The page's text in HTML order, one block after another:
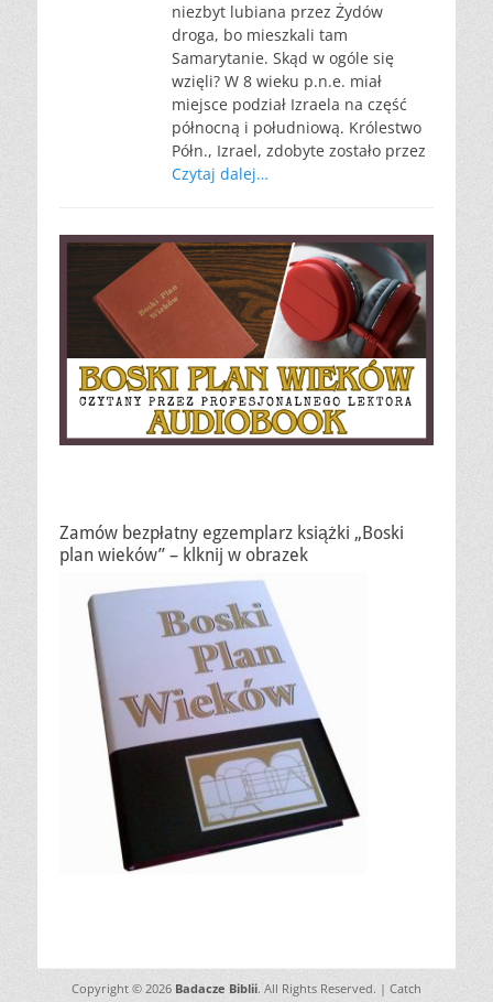
niezbyt lubiana przez Żydów
droga, bo mieszkali tam
Samarytanie. Skąd w ogóle się
wzięli? W 8 wieku p.n.e. miał
miejsce podział Izraela na część
północną i południową. Królestwo
Półn., Izrael, zdobyte zostało przez
Czytaj dalej…
Zamów bezpłatny egzemplarz książki „Boski
plan wieków” – klknij w obrazek
Copyright © 2026 Badacze Biblii. All Rights Reserved. | Catch